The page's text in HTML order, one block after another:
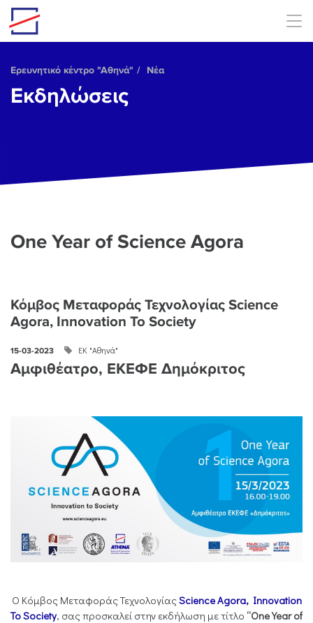
Skip to main content
Ερευνητικό κέντρο "Αθηνά" Νέα
Εκδηλώσεις
One Year of Science Agora
Κόμβος Μεταφοράς Τεχνολογίας Science
Agora, Innovation To Society
15-03-2023 ΕΚ "Αθηνά"
Αμφιθέατρο, ΕΚΕΦΕ Δημόκριτος
Ο Κόμβος Μεταφοράς ΤεχνολογίαςScience Agora, Innovation
To Society, σας προσκαλεί στην εκδήλωση με τίτλο “One Year of